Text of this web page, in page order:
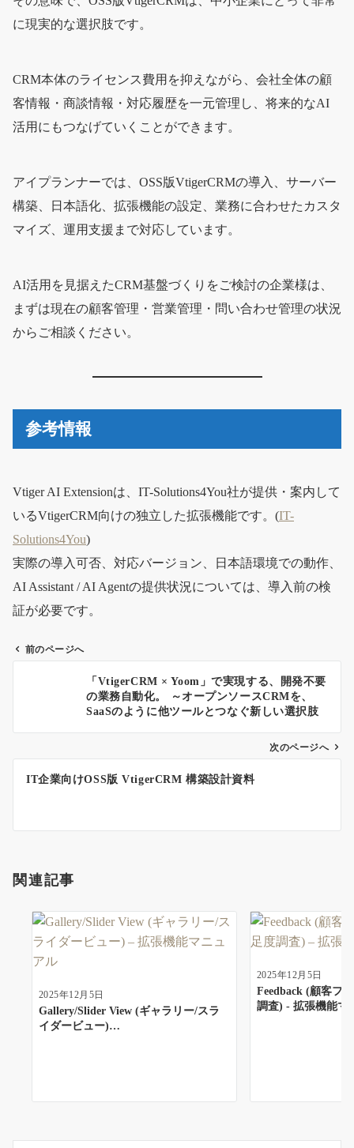
に現実的な選択肢です。
CRM本体のライセンス費用を抑えながら、会社全体の顧
客情報・商談情報・対応履歴を一元管理し、将来的なAI
活用にもつなげていくことができます。
アイプランナーでは、OSS版VtigerCRMの導入、サーバー
構築、日本語化、拡張機能の設定、業務に合わせたカスタ
マイズ、運用支援まで対応しています。
AI活用を見据えたCRM基盤づくりをご検討の企業様は、
まずは現在の顧客管理・営業管理・問い合わせ管理の状況
からご相談ください。
参考情報
Vtiger AI Extensionは、IT-Solutions4You社が提供・案内して
いるVtigerCRM向けの独立した拡張機能です。(IT-
Solutions4You)
実際の導入可否、対応バージョン、日本語環境での動作、
AI Assistant / AI Agentの提供状況については、導入前の検
証が必要です。
ン
前のページへ
「VtigerCRM × Yoom」で実現する、開発不要
の業務自動化。 ～オープンソースCRMを、
SaaSのように他ツールとつなぐ新しい選択肢
次のページへ
IT企業向けOSS版 VtigerCRM 構築設計資料
関連記事
2025年12月5日
Gallery/Slider View (ギャラリー/スラ
イダービュー)…
2025年12月5日
Feedback (顧客フ
調査) - 拡張機能